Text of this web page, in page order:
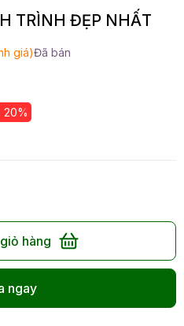
TRÌNH ĐẸP NHẤT
giá)Đã bán
20%
hàng
ngay